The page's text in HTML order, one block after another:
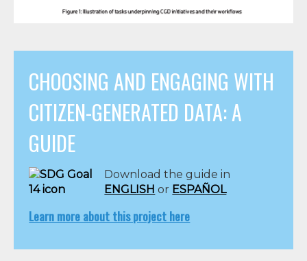
CHOOSING AND ENGAGING WITH
CITIZEN-GENERATED DATA: A
GUIDE
Download the guide in
ENGLISH or ESPAÑOL
Learn more about this project here